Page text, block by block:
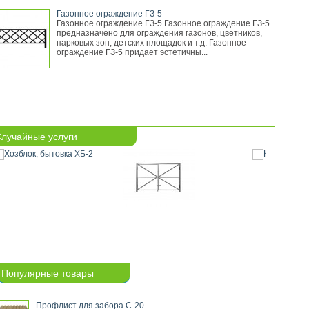
Газонное ограждение ГЗ-5
Газонное ограждение ГЗ-5 Газонное ограждение ГЗ-5
предназначено для ограждения газонов, цветников,
парковых зон, детских площадок и т.д. Газонное
ограждение ГЗ-5 придает эстетичны...
услуги
Популярные товары
Профлист для забора С-20